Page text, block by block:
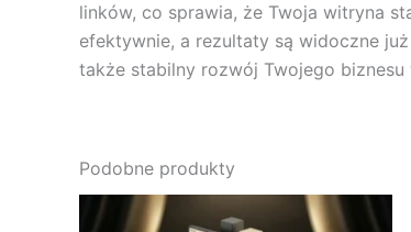
linków, co sprawia, że Twoja witryna
efektywnie, a rezultaty są widoczne
także stabilny rozwój Twojego
Podobne produkty